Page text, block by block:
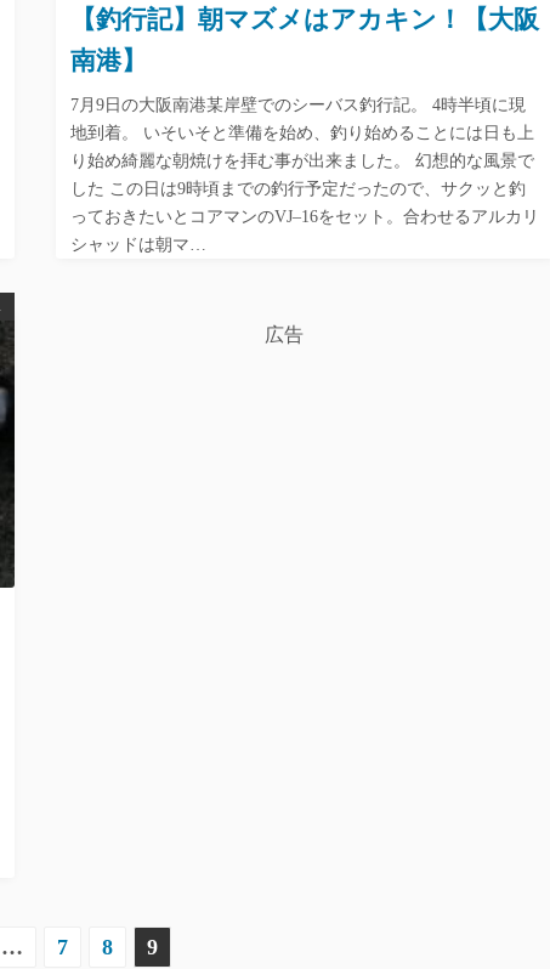
【釣行記】朝マズメはアカキン！【大阪
南港】
7月9日の大阪南港某岸壁でのシーバス釣行記。 4時半頃に現
地到着。 いそいそと準備を始め、釣り始めることには日も上
り始め綺麗な朝焼けを拝む事が出来ました。 幻想的な風景で
した この日は9時頃までの釣行予定だったので、サクッと釣
っておきたいとコアマンのVJ–16をセット。合わせるアルカリ
シャッドは朝マ…
広告
… 7 8 9